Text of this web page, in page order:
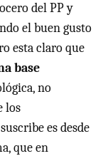
del PP y
el buen gusto
esta claro que
base
no
los
es desde
que en